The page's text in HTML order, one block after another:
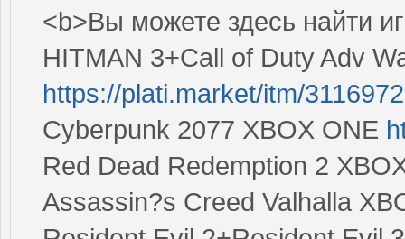
<b>Вы можете здесь найти
HITMAN 3+Call of Duty Adv
https://plati.market/itm/3116972
Cyberpunk 2077 XBOX ONE
Red Dead Redemption 2
Assassin?s Creed Valhalla